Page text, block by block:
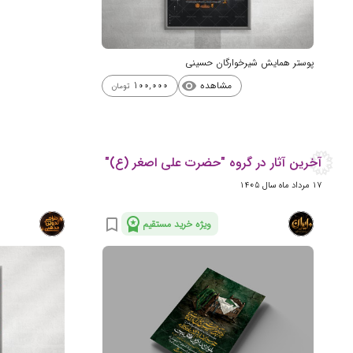
پوستر همایش شیرخوارگان حسینی
مشاهده visibility
100,000 تومان
آخرین آثار در گروه "حضرت علی اصغر (ع)"
17 مرداد ماه سال 1405
ویژه خرید مستقیم workspace_premium
bookmark_border